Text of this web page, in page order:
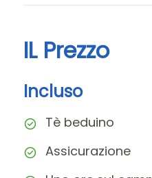
IL Prezzo
Incluso
Tè beduino
Assicurazione